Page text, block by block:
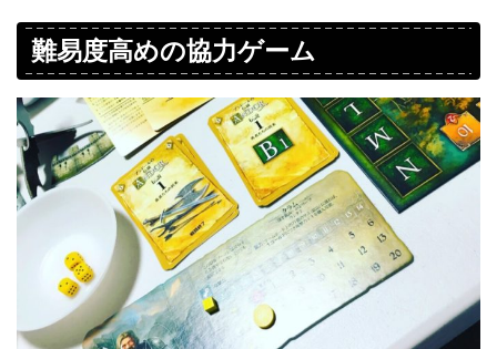
難易度高めの協力ゲーム